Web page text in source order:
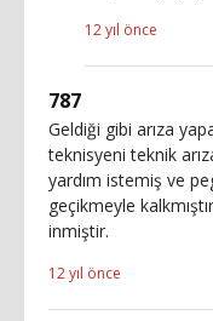
12 yıl önce
787
Geldiği gibi arıza
teknisyeni teknik
yardım istemiş ve
geçikmeyle
inmiştir.
12 yıl önce